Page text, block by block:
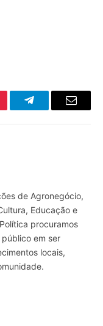
TelegramaE-
de Agronegócio,
Educação e
procuramos
em ser
locais,